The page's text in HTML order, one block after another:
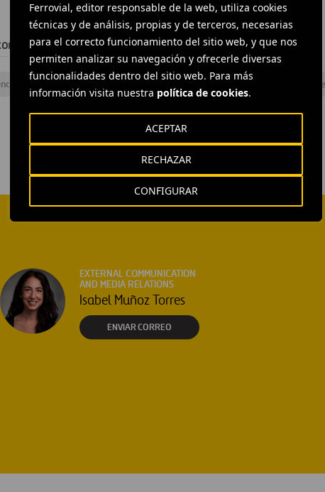
Ferrovial, editor responsable de la web, utiliza cookies
técnicas y de análisis, propias y de terceros, necesarias
para el correcto funcionamiento del sitio web, y que nos
permiten analizar su navegación y ofrecerle diversas
funcionalidades dentro del sitio web. Para más
información visita nuestra política de cookies.
CONFIGURAR
RECHAZAR
ACEPTAR
formaliza tuinscripción.Aforo limitado.
energética
EXTERNAL COMMUNICATION
AND MEDIA RELATIONS
Isabel Muñoz Torres
ENVIAR CORREO